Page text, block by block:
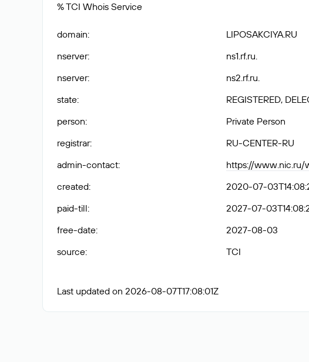
% TCI Whois Service
domain:
LIPOSAKCIYA.RU
nserver:
ns1.rf.ru.
nserver:
ns2.rf.ru.
state:
REGISTERED,
person:
Private Person
registrar:
RU-CENTER-RU
admin-contact:
https://www.nic.ru/
created:
2020-07-
paid-till:
2027-07-
free-date:
2027-08-03
source: TCI
Last updated on 2026-08-07T17:08:01Z